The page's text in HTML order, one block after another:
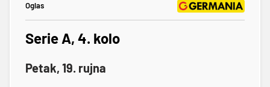
Oglas
Serie A, 4. kolo
Petak, 19. rujna